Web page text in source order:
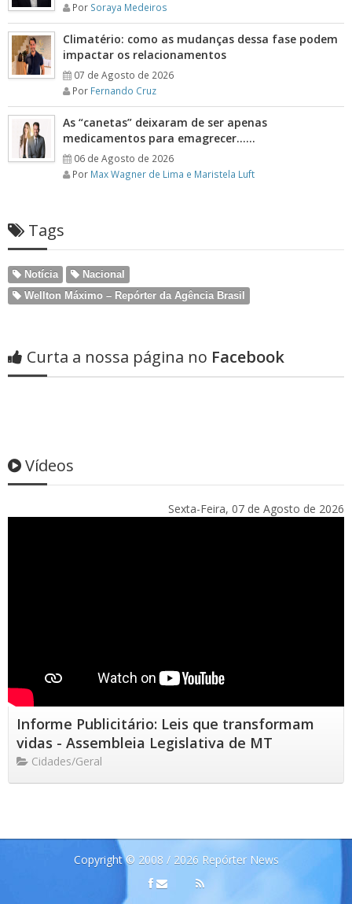
Por Soraya Medeiros
Climatério: como as mudanças dessa fase podem
impactar os relacionamentos
07 de Agosto de 2026
Por Fernando Cruz
As “canetas” deixaram de ser apenas
medicamentos para emagrecer……
06 de Agosto de 2026
Por Max Wagner de Lima e Maristela Luft
Tags
Notícia
Nacional
Wellton Máximo – Repórter da Agência Brasil
Curta a nossa página no Facebook
Vídeos
Sexta-Feira, 07 de Agosto de 2026
Informe Publicitário: Leis que transformam
vidas - Assembleia Legislativa de MT
Cidades/Geral
Copyright © 2008 / 2026 Repórter News